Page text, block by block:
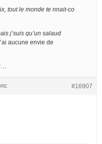
tout le monde te nnait-co
j’suis qu’un salaud
aucune envie de
#16907